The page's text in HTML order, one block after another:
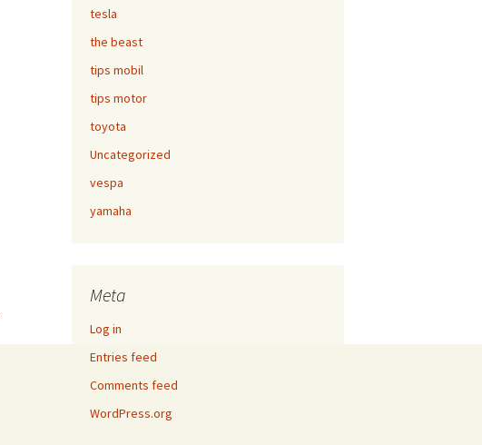
tesla
the beast
tips mobil
tips motor
toyota
Uncategorized
vespa
yamaha
Meta
Log in
Entries feed
Comments feed
WordPress.org